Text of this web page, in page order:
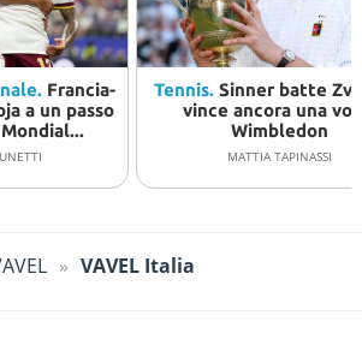
Francia-
a un passo
Tennis. Sinner batte
vince ancora una
Wimbledon
MATTIA TAPINASSI
VAVEL Italia